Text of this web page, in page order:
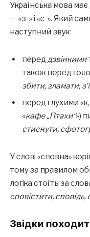
Українська мова
— «з-» і «с-». Який
наступний звук:
перед дзвінкими
також перед
збити, зламати,
перед глухими
«кафе „Птахи“»)
стиснути,
У слові «сповна»
тому за правилом
логіка стоїть за
сповістити,
Звідки